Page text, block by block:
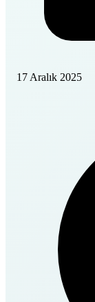
17 Aralık 2025